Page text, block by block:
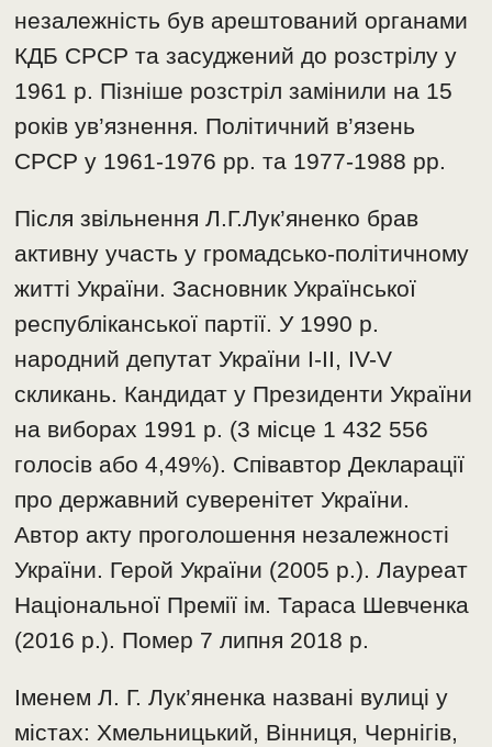
незалежність був арештований органами
КДБ СРСР та засуджений до розстрілу у
1961 р. Пізніше розстріл замінили на 15
років ув’язнення. Політичний в’язень
СРСР у 1961-1976 рр. та 1977-1988 рр.
Після звільнення Л.Г.Лук’яненко брав
активну участь у громадсько-політичному
житті України. Засновник Української
республіканської партії. У 1990 р.
народний депутат України І-ІІ, IV-V
скликань. Кандидат у Президенти України
на виборах 1991 р. (3 місце 1 432 556
голосів або 4,49%). Співавтор Декларації
про державний суверенітет України.
Автор акту проголошення незалежності
України. Герой України (2005 р.). Лауреат
Національної Премії ім. Тараса Шевченка
(2016 р.). Помер 7 липня 2018 р.
Іменем Л. Г. Лук’яненка названі вулиці у
містах: Хмельницький, Вінниця, Чернігів,